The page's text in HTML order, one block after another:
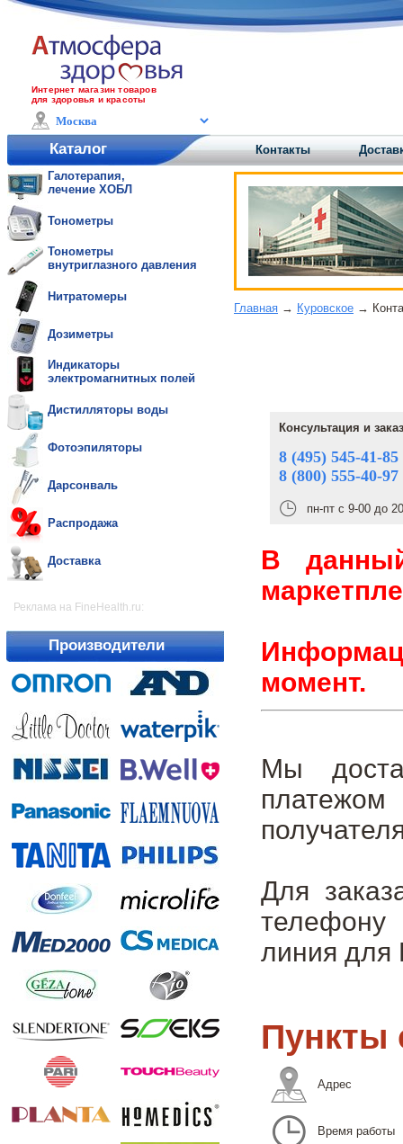
Интернет магазин товаров
для здоровья и красоты
Каталог Контакты
Галотерапия,
лечение ХОБЛ
Тонометры
Тонометры
внутриглазного давления
Нитратомеры
Дозиметры
Индикаторы
электромагнитных полей
Дистилляторы воды
Фотоэпиляторы
Дарсонваль
Распродажа
Доставка
Реклама на FineHealth.ru:
Производители
Главная → Куровское →
Консультация и
8 (495) 545-41-85
8 (800) 555-40-97
пн-пт с 9-00 до
В
момент.
Мы
Для
линия для
Пункты
Адрес
Время работы